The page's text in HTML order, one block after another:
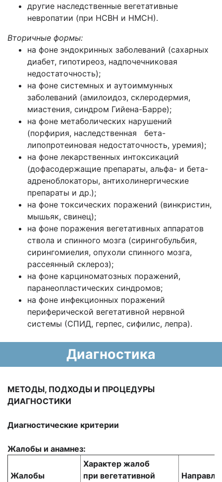
другие наследственные вегетативные
невропатии (при НСВН и НМСН).
Вторичные формы:
на фоне эндокринных заболеваний (сахарных
диабет, гипотиреоз, надпочечниковая
недостаточность);
на фоне системных и аутоиммунных
заболеваний (амилоидоз, склеродермия,
миастения, синдром Гийена-Барре);
на фоне метаболических нарушений
(порфирия, наследственная бета-
липопротеиновая недостаточность, уремия);
на фоне лекарственных интоксикаций
(дофасодержащие препараты, альфа- и бета-
адреноблокаторы, антихолинергические
препараты и др.);
на фоне токсических поражений (винкристин,
мышьяк, свинец);
на фоне поражения вегетативных аппаратов
ствола и спинного мозга (сирингобульбия,
сирингомиелия, опухоли спинного мозга,
рассеянный склероз);
на фоне карциноматозных поражений,
паранеопластических синдромов;
на фоне инфекционных поражений
периферической вегетативной нервной
системы (СПИД, герпес, сифилис, лепра).
Диагностика
МЕТОДЫ, ПОДХОДЫ И ПРОЦЕДУРЫ
ДИАГНОСТИКИ
Диагностические критерии
Жалобы и анамнез:
Жалобы
Характер жалоб
при вегетативной